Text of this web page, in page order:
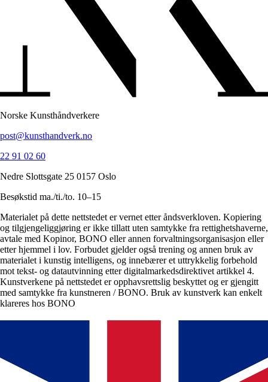
Norske Kunsthåndverkere
post@kunsthandverk.no
22 91 02 60
Nedre Slottsgate 25 0157 Oslo
Besøkstid ma./ti./to. 10–15
Materialet på dette nettstedet er vernet etter åndsverkloven. Kopiering
og tilgjengeliggjøring er ikke tillatt uten samtykke fra rettighetshaverne,
avtale med Kopinor, BONO eller annen forvaltningsorganisasjon eller
etter hjemmel i lov. Forbudet gjelder også trening og annen bruk av
materialet i kunstig intelligens, og innebærer et uttrykkelig forbehold
mot tekst- og datautvinning etter digitalmarkedsdirektivet artikkel 4.
Kunstverkene på nettstedet er opphavsrettslig beskyttet og er gjengitt
med samtykke fra kunstneren / BONO. Bruk av kunstverk kan enkelt
klareres hos BONO